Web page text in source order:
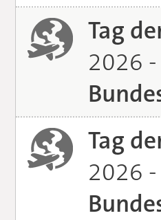
Tag
2026
Tag
2026